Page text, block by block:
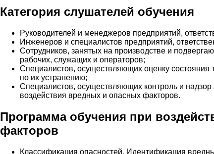
Категория слушателей обучения
Руководителей и менеджеров предприятий,
Инженеров и специалистов предприятий,
Сотрудников, занятых на производстве и
рабочих, служащих и операторов;
Специалистов, осуществляющих оценку состояния
по их устранению;
Специалистов, осуществляющих контроль и
воздействия вредных и опасных факторов.
Программа обучения при
факторов
Классификация опасностей. Идентификация